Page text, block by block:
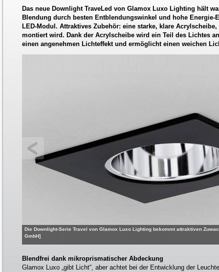
Das neue Downlight TraveLed von Glamox Luxo Lighting hält
Blendung durch besten Entblendungswinkel und hohe Energie-
LED-Modul. Attraktives Zubehör: eine starke, klare
montiert wird. Dank der Acrylscheibe wird ein Teil des Lichtes
einen angenehmen Lichteffekt und ermöglicht einen weichen
Die Downlight-Serie Travel von Glamox Luxo Lighting bekommt attraktiven
GmbH]
Blendfrei dank mikroprismatischer Abdeckung
Glamox Luxo „gibt Licht“, aber achtet bei der Entwicklung der